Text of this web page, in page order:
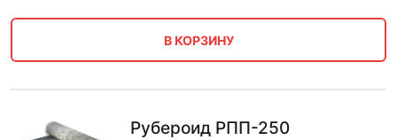
В КОРЗИНУ
Рубероид РПП-250